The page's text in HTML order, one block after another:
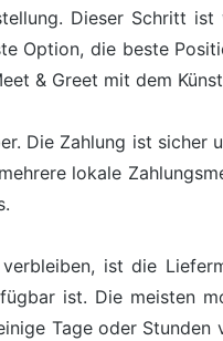
Dieser Schritt ist
Option, die beste
& Greet mit dem
Die Zahlung ist sicher
lokale
ist die
ist. Die meisten
Tage oder Stunden